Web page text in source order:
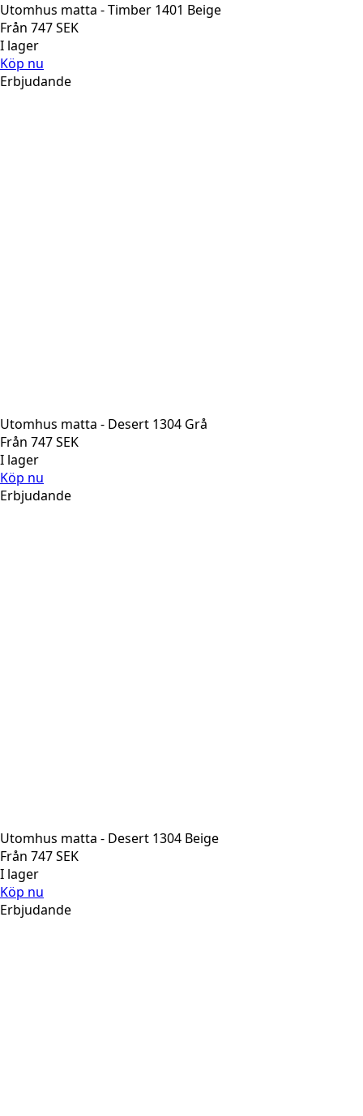
Utomhus matta - Timber 1401 Beige
Från 747SEK
I lager
Köp nu
Erbjudande
Utomhus matta - Desert 1304 Grå
Från 747SEK
I lager
Köp nu
Erbjudande
Utomhus matta - Desert 1304 Beige
Från 747SEK
I lager
Köp nu
Erbjudande